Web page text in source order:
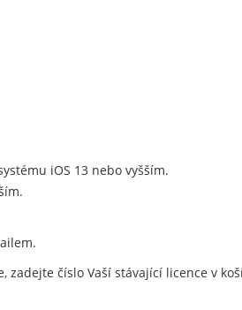
iOS 13 nebo vyšším.
číslo Vaší stávající licence v